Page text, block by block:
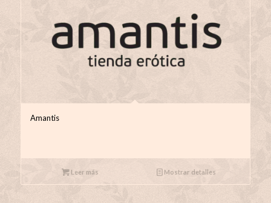
Amantis
Leer más Mostrar detalles